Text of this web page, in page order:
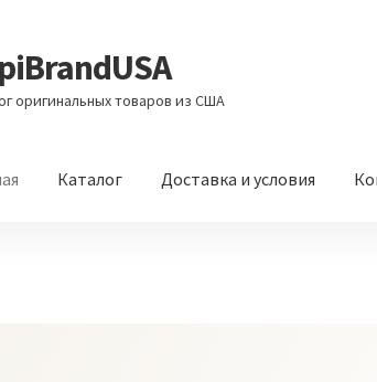
оригинальных товаров из США
Каталог Доставка и условия